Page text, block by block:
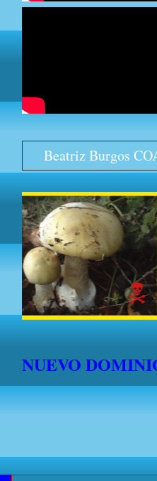
Beatriz Burgos
NUEVO